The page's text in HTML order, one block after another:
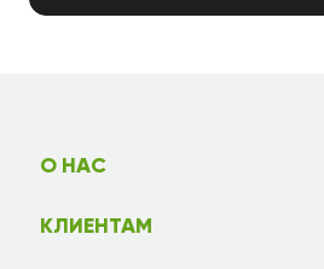
О НАС
КЛИЕНТАМ